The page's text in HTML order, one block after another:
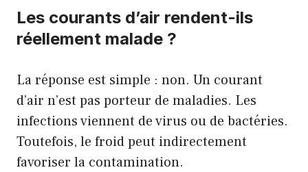
Les courants d’air rendent-ils
réellement malade ?
La réponse est simple : non. Un courant
d’air n’est pas porteur de maladies. Les
infections viennent de virus ou de bactéries.
Toutefois, le froid peut indirectement
favoriser la contamination.